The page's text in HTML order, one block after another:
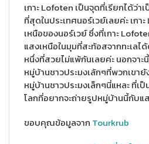
เกาะ Lofoten เป็นจุดที่เรียกได้ว่
ที่สุดในประเทศนอร์เวย์เลยค่ะ เก
เหนือของนอร์เวย์ ซึ่งที่เกาะ
แสงเหนือในมุมที่สะท้อสจากทะเล
หนึ่งที่สวยไม่แพ้กันเลยค่ะ นอกจาะ
หมู่บ้านชาวประมงเล้กๆที่พวกเขา
หมู่บ้านชาวประมงเล็กๆนี่แหละ ที่
โลกที่อยากจะถ่ายรูปหมู่บ้านนี้กับแ
ขอบคุณข้อมูลจาก Tourkrub